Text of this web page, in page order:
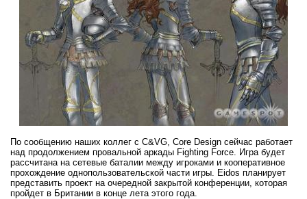
По сообщению наших коллег с C&VG, Core Design сейчас работает
над продолжением провальной аркады Fighting Force. Игра будет
рассчитана на сетевые баталии между игроками и кооперативное
прохождение однопользовательской части игры. Eidos планирует
представить проект на очередной закрытой конференции, которая
пройдет в Британии в конце лета этого года.